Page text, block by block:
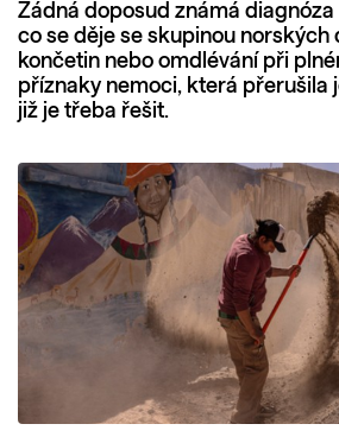
Žádná doposud známá
co se děje se skupinou norských
končetin nebo omdlévání při
příznaky nemoci, která přerušila
již je třeba řešit.